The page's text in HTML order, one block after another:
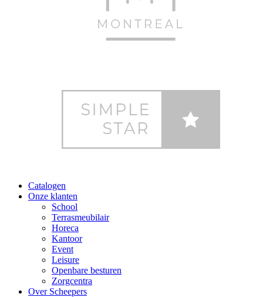
Catalogen
Onze klanten
School
Terrasmeubilair
Horeca
Kantoor
Event
Leisure
Openbare besturen
Zorgcentra
Over Scheepers